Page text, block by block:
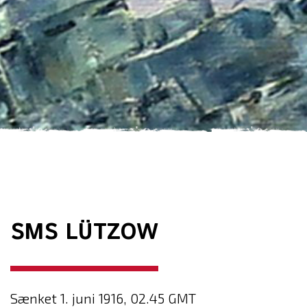
SMS LÜTZOW
Sænket 1. juni 1916, 02.45 GMT